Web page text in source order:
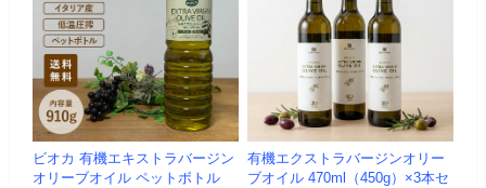
ビオカ 有機エキストラバージン
オリーブオイル ペットボトル
有機エクストラバージンオリー
ブオイル 470ml（450g）×3本セ